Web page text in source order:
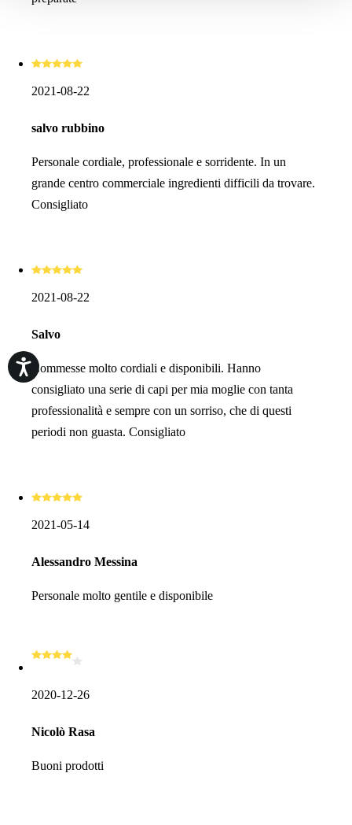
2021-08-22
salvo rubbino
Personale cordiale, professionale e sorridente. In un
grande centro commerciale ingredienti difficili da trovare.
Consigliato
2021-08-22
Salvo
Commesse molto cordiali e disponibili. Hanno
consigliato una serie di capi per mia moglie con tanta
professionalità e sempre con un sorriso, che di questi
periodi non guasta. Consigliato
2021-05-14
Alessandro Messina
Personale molto gentile e disponibile
2020-12-26
Nicolò Rasa
Buoni prodotti